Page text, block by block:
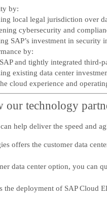
by:
local legal jurisdiction over
cybersecurity and
SAP’s investment in security
by:
and tightly integrated third-
existing data center
cloud experience and
our technology
can help deliver the speed and
offers the customer data
data center option, you can
the deployment of SAP Cloud